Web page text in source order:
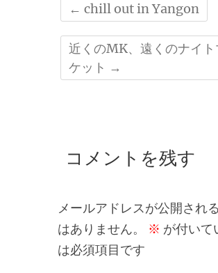
← chill out in Yangon
近くのMK、遠くのナイト
ケット →
コメントを残す
メールアドレスが公開され
はありません。
※ が付いて
は必須項目です